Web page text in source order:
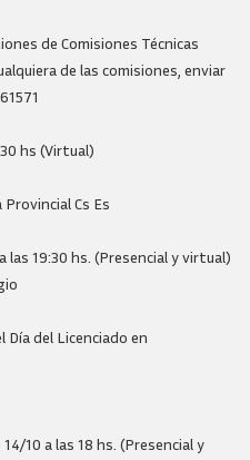
de Comisiones Técnicas
de las comisiones, enviar
hs (Virtual)
Cs Es
19:30 hs. (Presencial y virtual)
del Licenciado en
10 a las 18 hs. (Presencial y